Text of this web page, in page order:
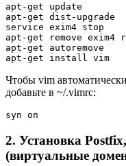
apt-get update
apt-get dist-upgrade
service exim4 stop
apt-get remove exim4
apt-get autoremove
apt-get install vim
Чтобы vim
добавьте в ~/.vimrc:
syn on
2. Установка
(виртуальные